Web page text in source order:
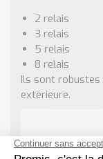
2 relais
3 relais
5 relais
8 relais
Ils sont
extérieure.